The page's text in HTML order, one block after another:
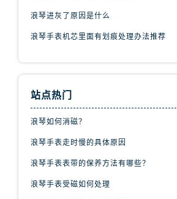
浪琴进灰了原因是什么
浪琴手表机芯里面有划痕处理办法推荐
站点热门
浪琴如何消磁？
浪琴手表走时慢的具体原因
浪琴手表表带的保养方法有哪些？
浪琴手表受磁如何处理